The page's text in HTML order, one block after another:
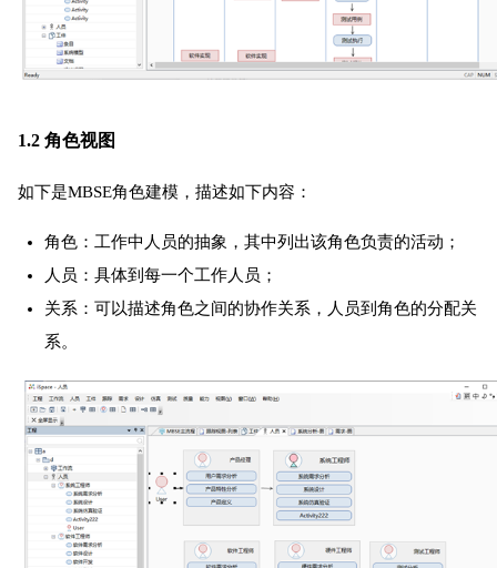
1.2 角色视图
如下是MBSE角色建模，描述如下内容：
角色：工作中人员的抽象，其中列出该角色负责的活动；
人员：具体到每一个工作人员；
关系：可以描述角色之间的协作关系，人员到角色的分配关
系。